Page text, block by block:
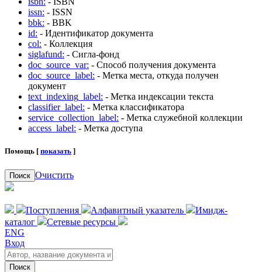
issn: - ISSN
bbk: - BBK
id: - Идентификатор документа
col: - Коллекция
siglafund: - Сигла-фонд
doc_source_var: - Способ получения документа
doc_source_label: - Метка места, откуда получен
документ
text_indexing_label: - Метка индексации текста
classifier_label: - Метка классификатора
service_collection_label: - Метка служебной коллекции
access_label: - Метка доступа
Помощь [ показать ]
Поиск Очистить
Поступления Алфавитный указатель
Имидж-
каталог
Сетевые ресурсы
ENG
Вход
Поиск